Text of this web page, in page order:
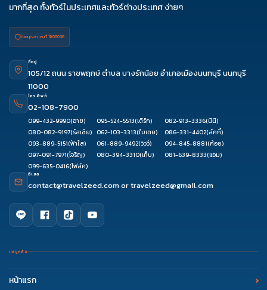
มากที่สุด ทั้งทัวร์ในประเทศและทัวร์ต่างประเทศ ง่ายๆ
ใบอนุญาต เลขที่ 11/08038
ที่อยู่
105/12 ถนน ราชพฤกษ์ ตำบล บางรักน้อย อำเภอเมืองนนทบุรี นนทบุรี
11000
โทรศัพท์
02-108-7900
099-432-9990(อาย) 095-524-5513(เติร์ก) 082-913-3336(นินิ)
080-082-9197(รัสเซีย) 062-103-3313(ใบเตย) 086-331-4402(ลัคกี้)
093-889-5151(ฟ้าใส) 061-889-9492(วิววี่) 094-845-8881(ก้อย)
097-091-7971(โจริญ) 080-394-3310(เก็บ) 081-639-8333(แอม)
099-635-0416(โฟล์ค)
อีเมล
contact@travelzeed.comortravelzeed@gmail.com
เมนูหลัก
หน้าแรก